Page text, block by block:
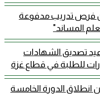
عن فرص تدريب مدفوعة
المساند"
تصديق الشهادات
للطلبة في قطاع غزة
الشهم (3) تعلن انطلاق الدورة الخامسة